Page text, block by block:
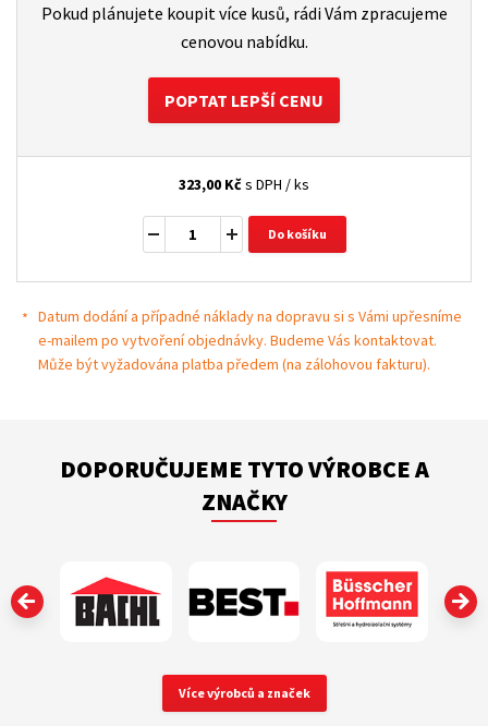
Pokud plánujete koupit více kusů, rádi Vám zpracujeme
cenovou nabídku.
POPTAT LEPŠÍ CENU
323,00 Kčs DPH / ks
Do košíku
Datum dodání a případné náklady na dopravu si s Vámi upřesníme
e-mailem po vytvoření objednávky. Budeme Vás kontaktovat.
Může být vyžadována platba předem (na zálohovou fakturu).
DOPORUČUJEME TYTO VÝROBCE A
ZNAČKY
‹
Více výrobců a značek